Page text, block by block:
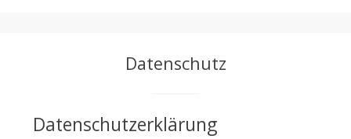
Datenschutz
Datenschutzerklärung